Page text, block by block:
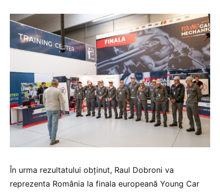
În urma rezultatului obținut, Raul Dobroni va
reprezenta România la finala europeană Young Car